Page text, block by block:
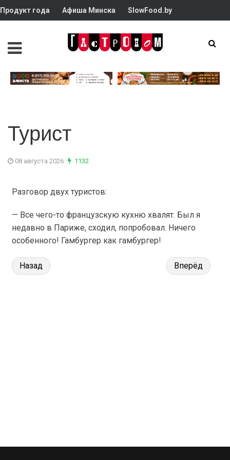
Продукт года Афиша Минска SlowFood.by
Турист
08 августа 2026 1132
Разговор двух туристов:
— Все чего-то французскую кухню хвалят. Был я
недавно в Париже, сходил, попробовал. Ничего
особенного! Гамбургер как гамбургер!
Назад Вперёд